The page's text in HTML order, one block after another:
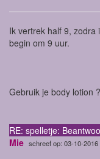
Ik vertrek half 9, zodra
begin om 9 uur.
Gebruik je body lotion ?
RE: spelletje:
Mie schreef op: 03-10-2016